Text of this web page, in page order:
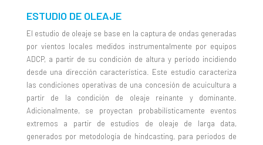
ESTUDIO DE OLEAJE
El estudio de oleaje se base en la captura de ondas generadas
por vientos locales medidos instrumentalmente por equipos
ADCP, a partir de su condición de altura y período incidiendo
desde una dirección característica. Este estudio caracteriza
las condiciones operativas de una concesión de acuicultura a
partir de la condición de oleaje reinante y dominante.
Adicionalmente, se proyectan probabilísticamente eventos
extremos a partir de estudios de oleaje de larga data,
generados por metodología de hindcasting, para periodos de